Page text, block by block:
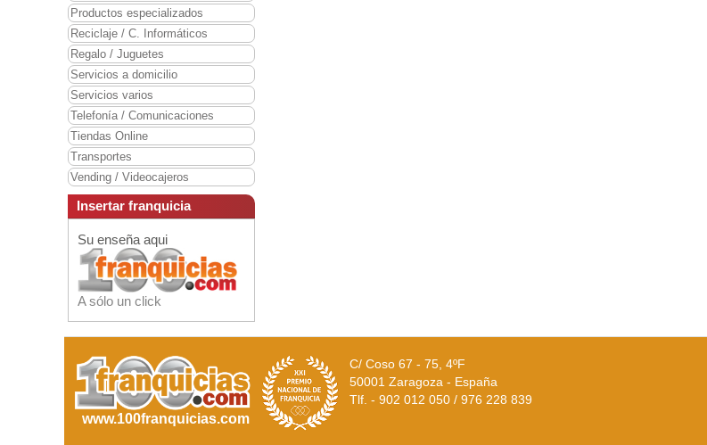
Productos especializados
Reciclaje / C. Informáticos
Regalo / Juguetes
Servicios a domicilio
Servicios varios
Telefonía / Comunicaciones
Tiendas Online
Transportes
Vending / Videocajeros
Insertar franquicia
Su enseña aqui
A sólo un click
www.100franquicias.com
C/ Coso 67 - 75, 4ºF
50001 Zaragoza - España
Tlf. - 902 012 050 / 976 228 839